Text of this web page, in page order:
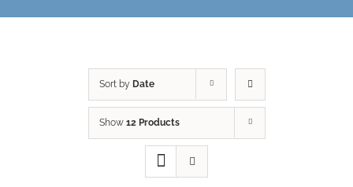
Sort by Date
Show 12 Products